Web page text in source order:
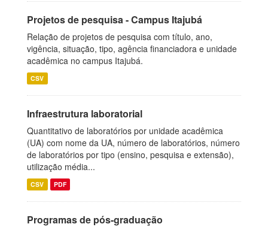
Projetos de pesquisa - Campus Itajubá
Relação de projetos de pesquisa com título, ano,
vigência, situação, tipo, agência financiadora e unidade
acadêmica no campus Itajubá.
CSV
Infraestrutura laboratorial
Quantitativo de laboratórios por unidade acadêmica
(UA) com nome da UA, número de laboratórios, número
de laboratórios por tipo (ensino, pesquisa e extensão),
utilização média...
CSV PDF
Programas de pós-graduação